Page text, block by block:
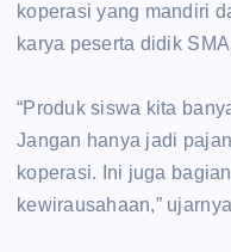
koperasi yang mandiri
karya peserta didik
‎“Produk siswa kita
Jangan hanya jadi
koperasi. Ini juga
kewirausahaan,”